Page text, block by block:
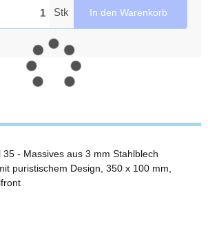
Stk In den Warenkorb
- Massives aus 3 mm Stahlblech
puristischem Design, 350 x 100 mm,